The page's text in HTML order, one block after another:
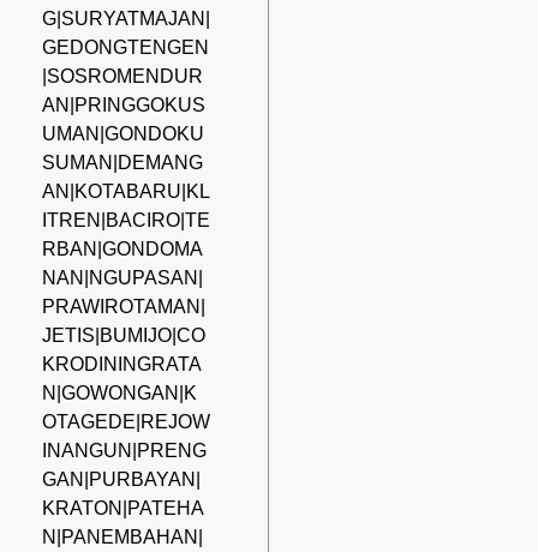
G|SURYATMAJAN|
GEDONGTENGEN
|SOSROMENDUR
AN|PRINGGOKUS
UMAN|GONDOKU
SUMAN|DEMANG
AN|KOTABARU|KL
ITREN|BACIRO|TE
RBAN|GONDOMA
NAN|NGUPASAN|
PRAWIROTAMAN|
JETIS|BUMIJO|CO
KRODININGRATA
N|GOWONGAN|K
OTAGEDE|REJOW
INANGUN|PRENG
GAN|PURBAYAN|
KRATON|PATEHA
N|PANEMBAHAN|